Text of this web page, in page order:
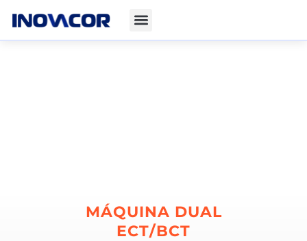
MÁQUINA DUAL
ECT/BCT